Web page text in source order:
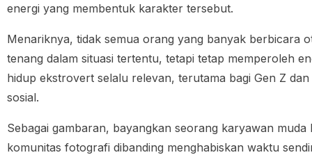
energi yang membentuk karakter tersebut.
Menariknya, tidak semua orang yang banyak berbicara
tenang dalam situasi tertentu, tetapi tetap memperoleh
hidup ekstrovert selalu relevan, terutama bagi Gen Z
sosial.
Sebagai gambaran, bayangkan seorang karyawan
komunitas fotografi dibanding menghabiskan waktu